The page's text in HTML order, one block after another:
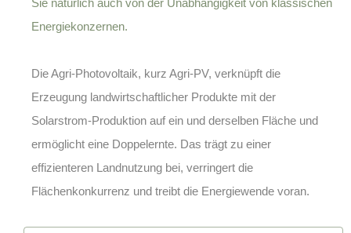
Energiekonzernen.
DieAgri-Photovoltaik, kurz Agri-PV, verknüpft die
Erzeugung landwirtschaftlicher Produkte mit der
Solarstrom-Produktion auf ein und derselben Fläche und
ermöglicht eine Doppelernte. Das trägt zu einer
effizienteren Landnutzung bei, verringert die
Flächenkonkurrenz und treibt die Energiewende voran.